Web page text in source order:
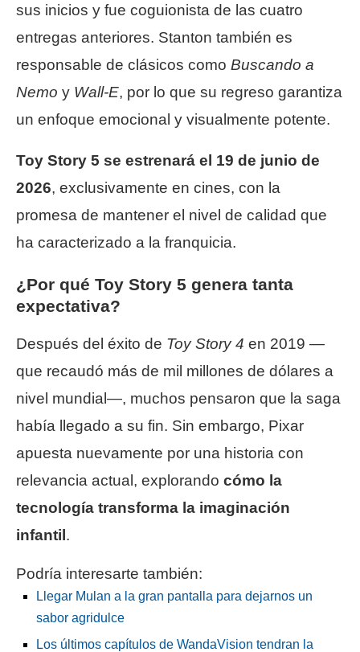
sus inicios y fue coguionista de las cuatro
entregas anteriores. Stanton también es
responsable de clásicos como Buscando a
Nemo y Wall-E, por lo que su regreso garantiza
un enfoque emocional y visualmente potente.
Toy Story 5 se estrenará el 19 de junio de
2026, exclusivamente en cines, con la
promesa de mantener el nivel de calidad que
ha caracterizado a la franquicia.
¿Por qué Toy Story 5 genera tanta
expectativa?
Después del éxito de Toy Story 4 en 2019 —
que recaudó más de mil millones de dólares a
nivel mundial—, muchos pensaron que la saga
había llegado a su fin. Sin embargo, Pixar
apuesta nuevamente por una historia con
relevancia actual, explorando cómo la
tecnología transforma la imaginación
infantil.
Podría interesarte también:
Llegar Mulan a la gran pantalla para dejarnos un
sabor agridulce
Los últimos capítulos de WandaVision tendran la